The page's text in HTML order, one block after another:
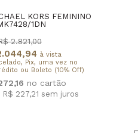
KORS FEMININO
1DN
à vista
Pix, uma vez no
ou Boleto (10% Off)
2.821,00
227,21 sem juros